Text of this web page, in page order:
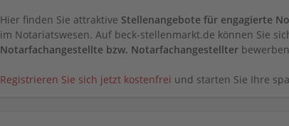
Hier finden Sie attraktive Stellenangebote für engagierte
im Notariatswesen. Auf beck-stellenmarkt.de können Sie
Notarfachangestellte bzw. Notarfachangestellter
Registrieren Sie sich jetzt kostenfrei und starten Sie Ihre